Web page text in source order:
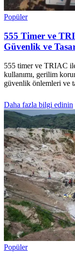
Popüler
555 Timer ve
Güvenlik ve
555 timer ve TRIAC
kullanımı, gerilim
güvenlik önlemleri ve
Daha fazla bilgi edinin
Popüler